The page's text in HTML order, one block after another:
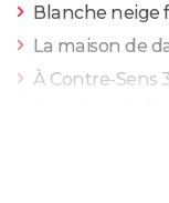
Blanche neige
La maison de
À Contre-Sens
franchise de